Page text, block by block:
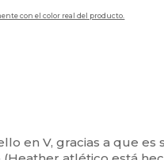
con el color real del producto.
en V, gracias a que